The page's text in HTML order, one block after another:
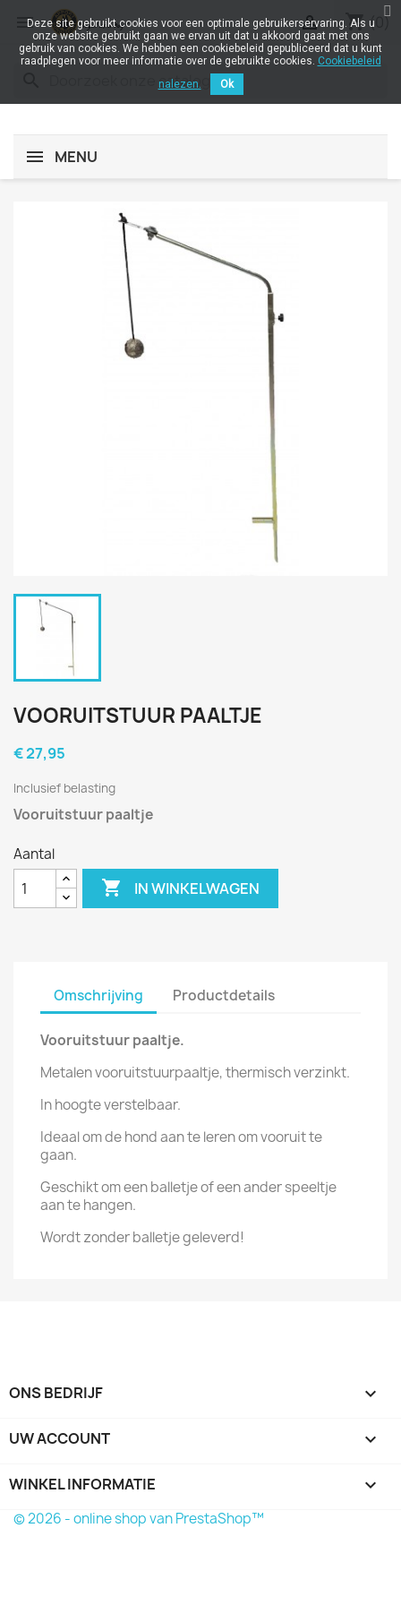
 shopping_cart (0)

MENU
VOORUITSTUUR PAALTJE
€ 27,95
Inclusief belasting
Vooruitstuur paaltje
Aantal
 IN WINKELWAGEN
Omschrijving Productdetails
Vooruitstuur paaltje.
Metalen vooruitstuurpaaltje, thermisch verzinkt.
In hoogte verstelbaar.
Ideaal om de hond aan te leren om vooruit te
gaan.
Geschikt om een balletje of een ander speeltje
aan te hangen.
Wordt zonder balletje geleverd!
ONS BEDRIJF 
UW ACCOUNT 
WINKEL INFORMATIE keyboard_arrow_down
© 2026 - online shop van PrestaShop™
Deze site gebruikt cookies voor een optimale gebruikerservaring. Als u
onze website gebruikt gaan we ervan uit dat u akkoord gaat met ons
gebruik van cookies. We hebben een cookiebeleid gepubliceerd dat u kunt
raadplegen voor meer informatie over de gebruikte cookies. Cookiebeleid
nalezen.
Ok